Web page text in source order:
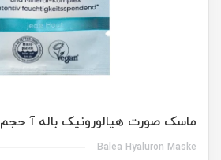
ماسک صورت هیالورونیک باله آ حجم 16 میلی لیتر^
Balea Hyaluron Maske